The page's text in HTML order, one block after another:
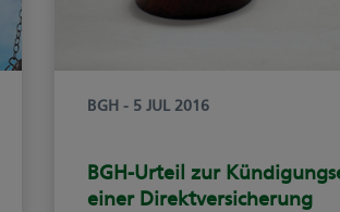
BGH - 5 JUL 2016
BGH-Urteil zur
einer Direktversicherung